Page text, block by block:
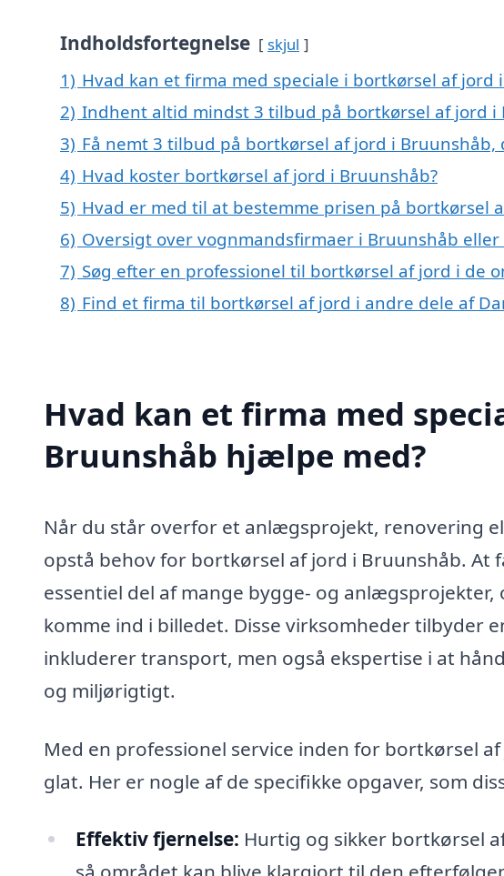
Indholdsfortegnelse skjul
1) Hvad kan et firma med speciale i bortkørsel af
2) Indhent altid mindst 3 tilbud på bortkørsel af jord i
3) Få nemt 3 tilbud på bortkørsel af jord i
4) Hvad koster bortkørsel af jord i Bruunshåb?
5) Hvad er med til at bestemme prisen på bortkørsel
6) Oversigt over vognmandsfirmaer i Bruunshåb
7) Søg efter en professionel til bortkørsel af jord i de
8) Find et firma til bortkørsel af jord i andre dele af
Hvad kan et firma med
Bruunshåb hjælpe med?
Når du står overfor et anlægsprojekt, renovering
opstå behov for bortkørsel af jord i Bruunshåb. At
essentiel del af mange bygge- og
komme ind i billedet. Disse virksomheder tilbyder
inkluderer transport, men også ekspertise i at
og miljørigtigt.
Med en professionel service inden for bortkørsel
glat. Her er nogle af de specifikke opgaver, som
Effektiv fjernelse: Hurtig og sikker bortkørsel